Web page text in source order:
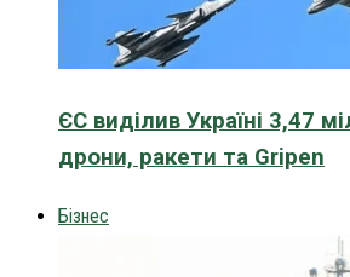
ЄС виділив Україні 3,47
дрони, ракети та Gripen
Бізнес